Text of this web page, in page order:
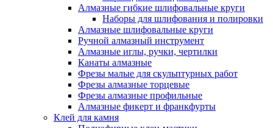
Алмазные гибкие шлифовальные круги
Наборы для шлифования и полировки
Алмазные шлифовальные круги
Ручной алмазный инструмент
Алмазные иглы, ручки, чертилки
Канаты алмазные
Фрезы малые для скульптурных работ
Фрезы алмазные торцевые
Фрезы алмазные профильные
Алмазные фикерт и франкфурты
Клей для камня